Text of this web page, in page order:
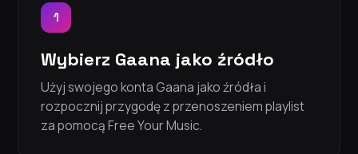
1
Wybierz Gaana jako źródło
Użyj swojego konta Gaana jako źródła i
rozpocznij przygodę z przenoszeniem playlist
za pomocą Free Your Music.